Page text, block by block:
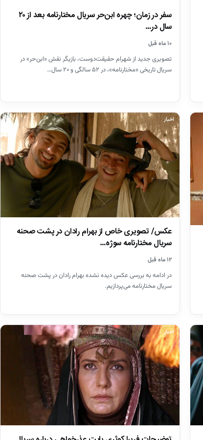
سفر در زمان؛ چهره ابن‌حر سریال مختارنامه بعد از ۲۰
سال در…
۱۰ ماه قبل
تصویری جدید از شهرام حقیقت‌دوست، بازیگر نقش «ابن‌حر» در
سریال تاریخی «مختارنامه»، در ۵۲ سالگی و ۲۰ سال…
اخبار
عکس/ تصویری خاص از بهرام رادان در پشت صحنه
سریال مختارنامه سوژه…
۱۲ ماه قبل
در ادامه به بررسی عکس دیده نشده بهرام رادان در پشت صحنه
سریال مختارنامه می‌پردازیم.
اخبار